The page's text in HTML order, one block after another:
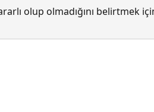
olup olmadığını belirtmek